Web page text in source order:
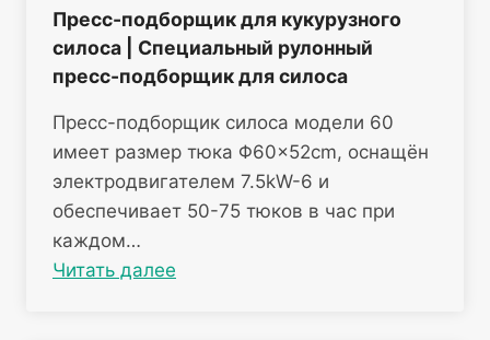
Пресс-подборщик для кукурузного
силоса | Специальный рулонный
пресс-подборщик для силоса
Пресс-подборщик силоса модели 60
имеет размер тюка Φ60×52cm, оснащён
электродвигателем 7.5kW-6 и
обеспечивает 50-75 тюков в час при
каждом…
Читать далее